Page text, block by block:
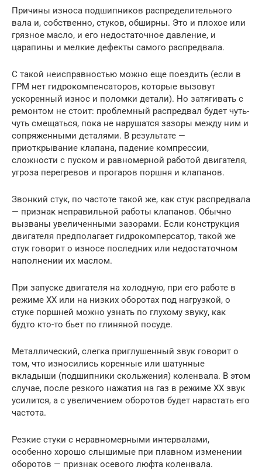
Причины износа подшипников распределительного
вала и, собственно, стуков, обширны. Это и плохое или
грязное масло, и его недостаточное давление, и
царапины и мелкие дефекты самого распредвала.
С такой неисправностью можно еще поездить (если в
ГРМ нет гидрокомпенсаторов, которые вызовут
ускоренный износ и поломки детали). Но затягивать с
ремонтом не стоит: проблемный распредвал будет чуть-
чуть смещаться, пока не нарушатся зазоры между ним и
сопряженными деталями. В результате —
приоткрывание клапана, падение компрессии,
сложности с пуском и равномерной работой двигателя,
угроза перегревов и прогаров поршня и клапанов.
Звонкий стук, по частоте такой же, как стук распредвала
— признак неправильной работы клапанов. Обычно
вызваны увеличенными зазорами. Если конструкция
двигателя предполагает гидрокомперсатор, такой же
стук говорит о износе последних или недостаточном
наполнении их маслом.
При запуске двигателя на холодную, при его работе в
режиме ХХ или на низких оборотах под нагрузкой, о
стуке поршней можно узнать по глухому звуку, как
будто кто-то бьет по глиняной посуде.
Металлический, слегка приглушенный звук говорит о
том, что износились коренные или шатунные
вкладыши (подшипники скольжения) коленвала. В этом
случае, после резкого нажатия на газ в режиме ХХ звук
усилится, а с увеличением оборотов будет нарастать его
частота.
Резкие стуки с неравномерными интервалами,
особенно хорошо слышимые при плавном изменении
оборотов — признак осевого люфта коленвала.